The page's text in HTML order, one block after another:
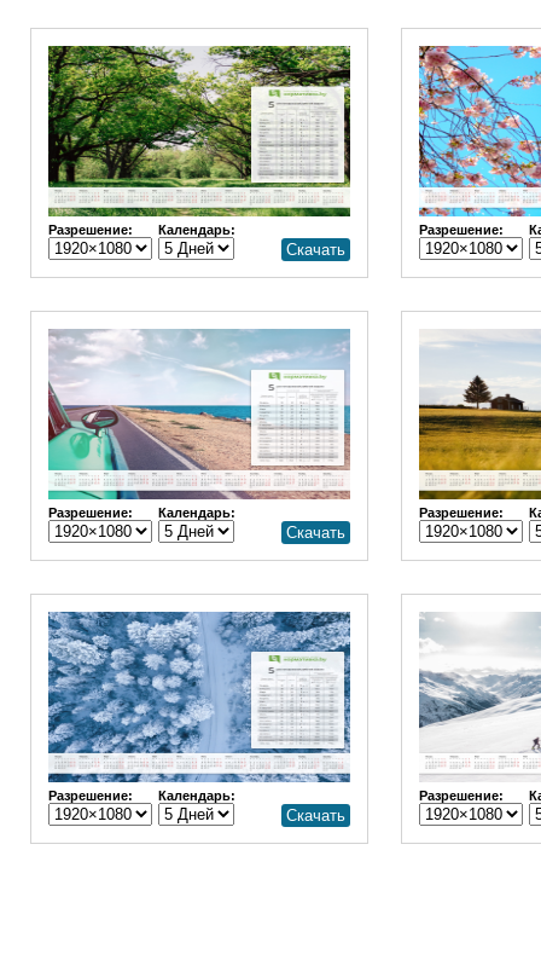
Скачать
Разрешение: Календарь: Разрешение:
Скачать
Разрешение: Календарь: Разрешение:
Скачать
Разрешение: Календарь: Разрешение: